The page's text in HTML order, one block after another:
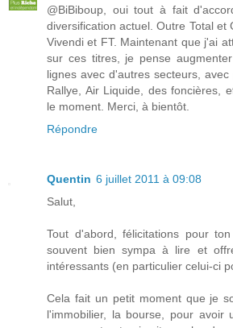
@BiBiboup, oui tout à fait
diversification actuel. Outre Total et
Vivendi et FT. Maintenant que j'ai
sur ces titres, je pense
lignes avec d'autres secteurs, avec
Rallye, Air Liquide, des foncières,
le moment. Merci, à bientôt.
Répondre
Quentin 6 juillet 2011 à 09:08
Salut,
Tout d'abord, félicitations pour
souvent bien sympa à lire et
intéressants (en particulier celui-ci
Cela fait un petit moment que je
l'immobilier, la bourse, pour avoir